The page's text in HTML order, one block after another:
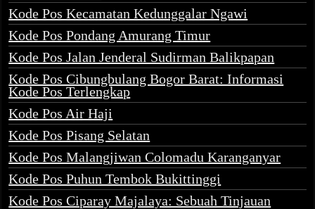
Kode Pos Kecamatan Kedunggalar Ngawi
Kode Pos Pondang Amurang Timur
Kode Pos Jalan Jenderal Sudirman Balikpapan
Kode Pos Cibungbulang Bogor Barat: Informasi
Kode Pos Terlengkap
Kode Pos Air Haji
Kode Pos Pisang Selatan
Kode Pos Malangjiwan Colomadu Karanganyar
Kode Pos Puhun Tembok Bukittinggi
Kode Pos Ciparay Majalaya: Sebuah Tinjauan